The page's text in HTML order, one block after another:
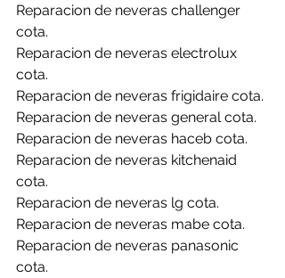
Reparacion de neveras challenger
cota.
Reparacion de neveras electrolux
cota.
Reparacion de neveras frigidaire cota.
Reparacion de neveras general cota.
Reparacion de neveras haceb cota.
Reparacion de neveras kitchenaid
cota.
Reparacion de neveras lg cota.
Reparacion de neveras mabe cota.
Reparacion de neveras panasonic
cota.